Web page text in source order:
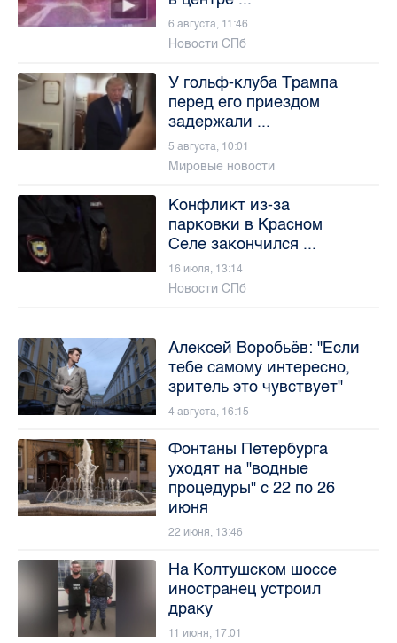
6 августа, 11:46
Новости СПб
У гольф-клуба Трампа
перед его приездом
задержали ...
5 августа, 10:01
Мировые новости
Конфликт из-за
парковки в Красном
Селе закончился ...
16 июля, 13:14
Новости СПб
Алексей Воробьёв: "Если
тебе самому интересно,
зритель это чувствует"
4 августа, 16:15
Фонтаны Петербурга
уходят на "водные
процедуры" с 22 по 26
июня
22 июня, 13:46
На Колтушском шоссе
иностранец устроил
драку
11 июня, 17:01